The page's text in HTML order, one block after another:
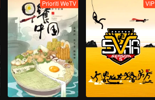
Prioriti WeTV VIP